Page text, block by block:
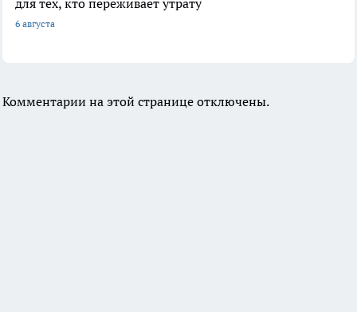
для тех, кто переживает утрату
6 августа
Комментарии на этой странице отключены.